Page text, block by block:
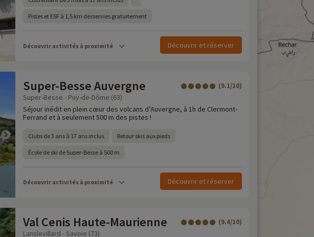
Pistes et ESF à 1,5 km desservies gratuitement
Découvrir activités à proximité Découvrir et réserver
Super-Besse Auvergne (9.1/10)
Super-Besse - Puy-de-Dôme (63)
Séjour inédit en plein cœur des volcans d’Auvergne, à 1h de Clermont-
Ferrand et à seulement 500 m des pistes !
Clubs de 3 ans à 17 ans inclus Retour skis aux pieds
École de ski de Super-Besse à 500 m
Découvrir activités à proximité Découvrir et réserver
Val Cenis Haute-Maurienne (9.4/10)
Lanslevillard - Savoie (73)